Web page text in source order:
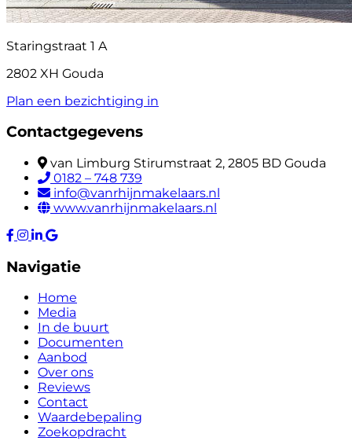
Staringstraat 1 A
2802 XH Gouda
Plan een bezichtiging in
Contactgegevens
van Limburg Stirumstraat 2, 2805 BD Gouda
0182 – 748 739
info@vanrhijnmakelaars.nl
www.vanrhijnmakelaars.nl
Navigatie
Home
Media
In de buurt
Documenten
Aanbod
Over ons
Reviews
Contact
Waardebepaling
Zoekopdracht